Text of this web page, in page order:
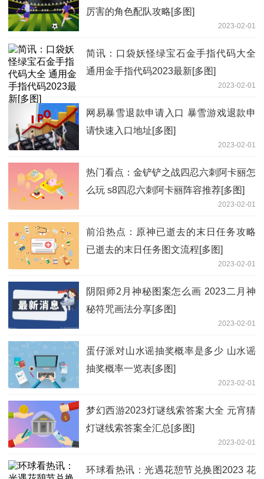
厉害的角色配队攻略[多图]
2023-02-01
简讯：口袋妖怪绿宝石金手指代码大全
通用金手指代码2023最新[多图]
2023-02-01
网易暴雪退款申请入口 暴雪游戏退款申
请快速入口地址[多图]
2023-02-01
热门看点：金铲铲之战四忍六刺阿卡丽怎
么玩 s8四忍六刺阿卡丽阵容推荐[多图]
2023-02-01
前沿热点：原神已逝去的末日任务攻略
已逝去的末日任务图文流程[多图]
2023-02-01
阴阳师2月神秘图案怎么画 2023二月神
秘符咒画法分享[多图]
2023-02-01
蛋仔派对山水谣抽奖概率是多少 山水谣
抽奖概率一览表[多图]
2023-02-01
梦幻西游2023灯谜线索答案大全 元宵猜
灯谜线索答案全汇总[多图]
2023-02-01
环球看热讯：光遇花憩节兑换图2023 花